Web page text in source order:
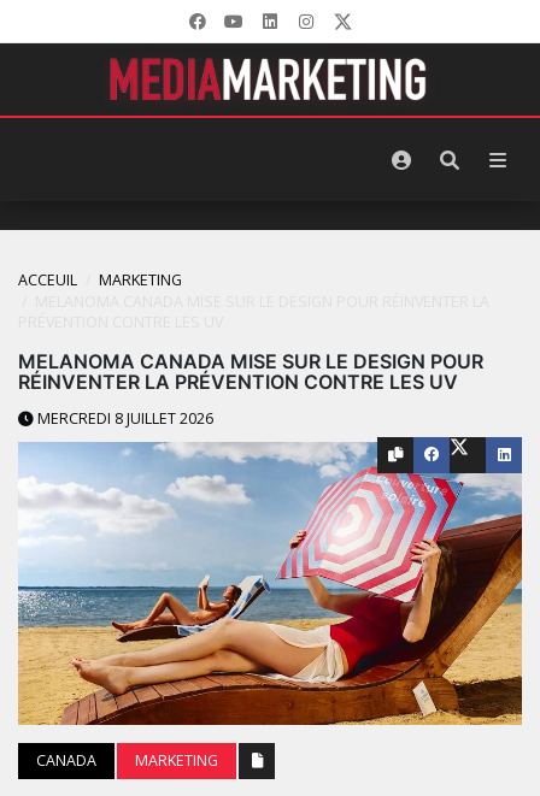
ACCEUIL
MARKETING
MELANOMA CANADA MISE SUR LE DESIGN POUR
RÉINVENTER LA PRÉVENTION CONTRE LES UV
MERCREDI 8 JUILLET 2026
CANADA MARKETING